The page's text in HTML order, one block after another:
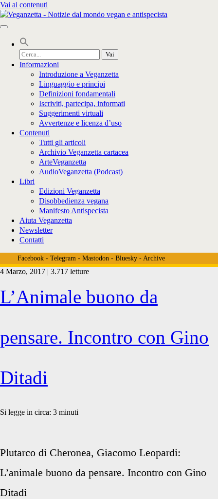
Vai ai contenuti
Cerca
per:
Informazioni
Introduzione a Veganzetta
Linguaggio e principi
Definizioni fondamentali
Iscriviti, partecipa, informati
Suggerimenti virtuali
Avvertenze e licenza d’uso
Contenuti
Tutti gli articoli
Archivio Veganzetta cartacea
ArteVeganzetta
AudioVeganzetta (Podcast)
Libri
Edizioni Veganzetta
Disobbedienza vegana
Manifesto Antispecista
Aiuta Veganzetta
Newsletter
Contatti
Facebook- Telegram- Mastodon- Bluesky- Archive
Tag:
<span>Giacomo
Leopardi</span>
4 Marzo, 2017 | 3.717 letture
L’Animale buono da
pensare. Incontro con Gino
Ditadi
Si legge in circa: 3 minuti
Plutarco di Cheronea, Giacomo Leopardi:
L’animale buono da pensare. Incontro con Gino
Ditadi